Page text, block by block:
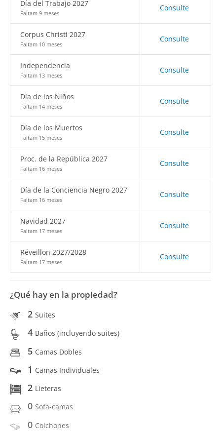
Día del Trabajo 2027
Faltam 9 meses
Consulte
Corpus Christi 2027
Faltam 10 meses
Consulte
Independencia
Faltam 13 meses
Consulte
Día de los Niños
Faltam 14 meses
Consulte
Día de los Muertos
Faltam 15 meses
Consulte
Proc. de la República 2027
Faltam 16 meses
Consulte
Día de la Conciencia Negro 2027
Faltam 16 meses
Consulte
Navidad 2027
Faltam 17 meses
Consulte
Réveillon 2027/2028
Faltam 17 meses
Consulte
¿Qué hay en la propiedad?
2 Suites
4 Baños (incluyendo suites)
5 Camas Dobles
1 Camas Individuales
2 Lieteras
0 Sofa-camas
0 Colchones